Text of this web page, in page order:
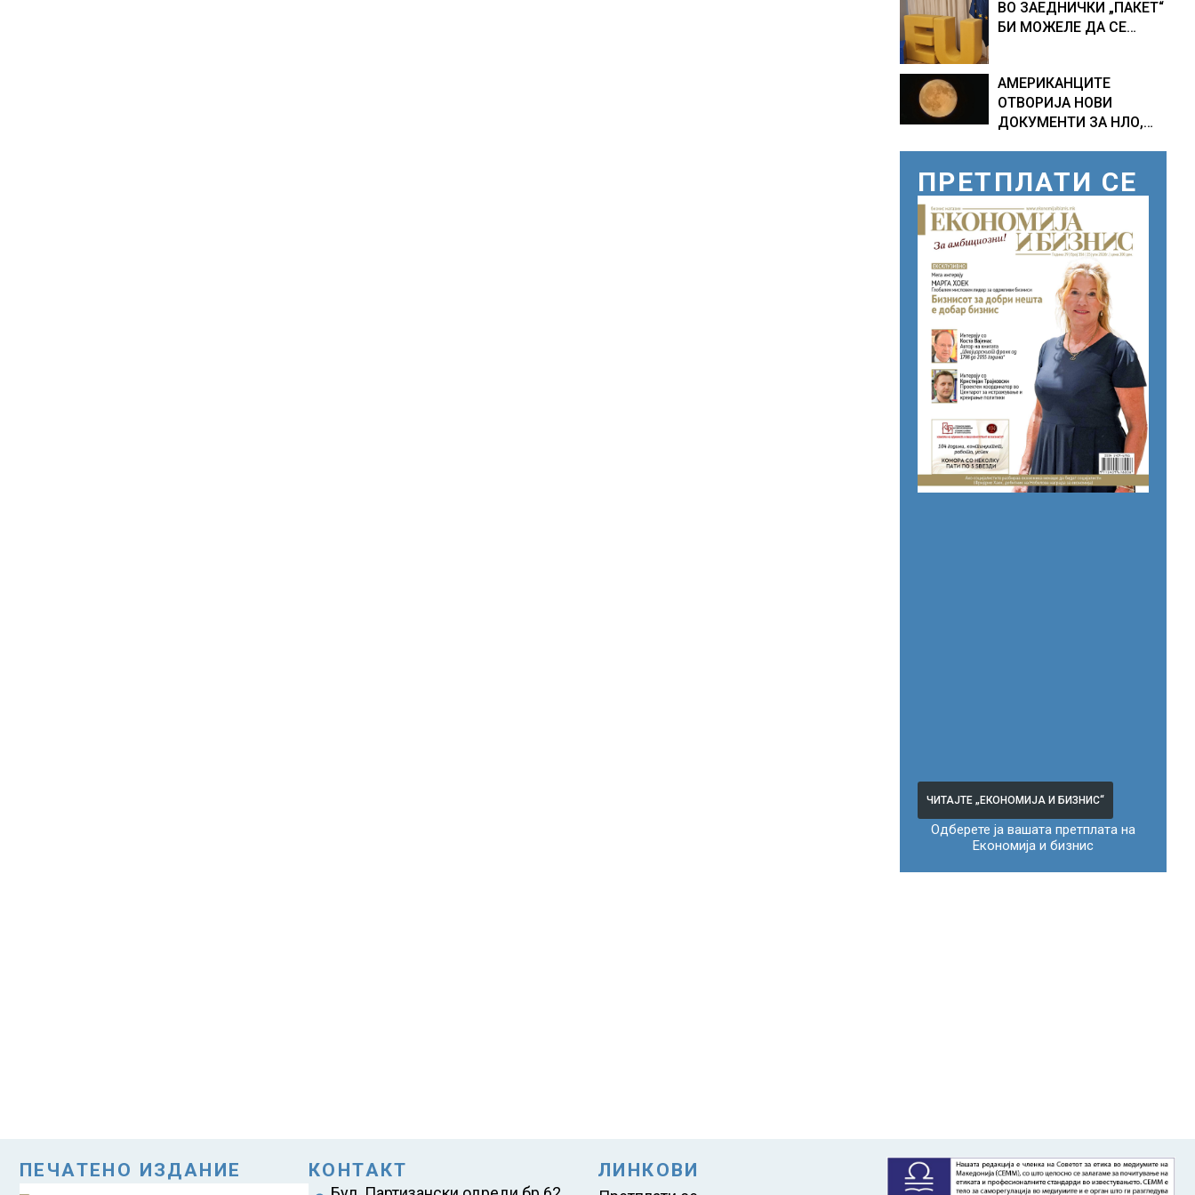
ПРОГНОЗИ ЗА
СРЕДИНАТА НА АВГУСТ
ВО ЗАЕДНИЧКИ „ПАКЕТ“
БИ МОЖЕЛЕ ДА СЕ
АМЕРИКАНЦИТЕ
ОТВОРИЈА НОВИ
ДОКУМЕНТИ ЗА НЛО,
снимки за „Големи
темни триаголници со
светла“
ПРЕТПЛАТИ СЕ
ЧИТАЈТЕ „ЕКОНОМИЈА И БИЗНИС“
Одберете ја вашата претплата на
Економија и бизнис
ПЕЧАТЕНО ИЗДАНИЕ КОНТАКТ ЛИНКОВИ